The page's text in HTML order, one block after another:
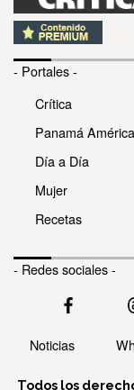
- Portales -
Crítica
Panamá América
Día a Día
Mujer
Recetas
- Redes sociales -
Noticias
Todos los